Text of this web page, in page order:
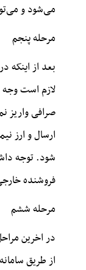
می‌شود و
مرحله پنجم
بعد از اینکه
لازم است وجه
صرافی واریز
ارسال و ارز
شود. توجه
فروشنده
مرحله ششم
در اخرین
از طریق